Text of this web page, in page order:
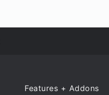
Features + Addons